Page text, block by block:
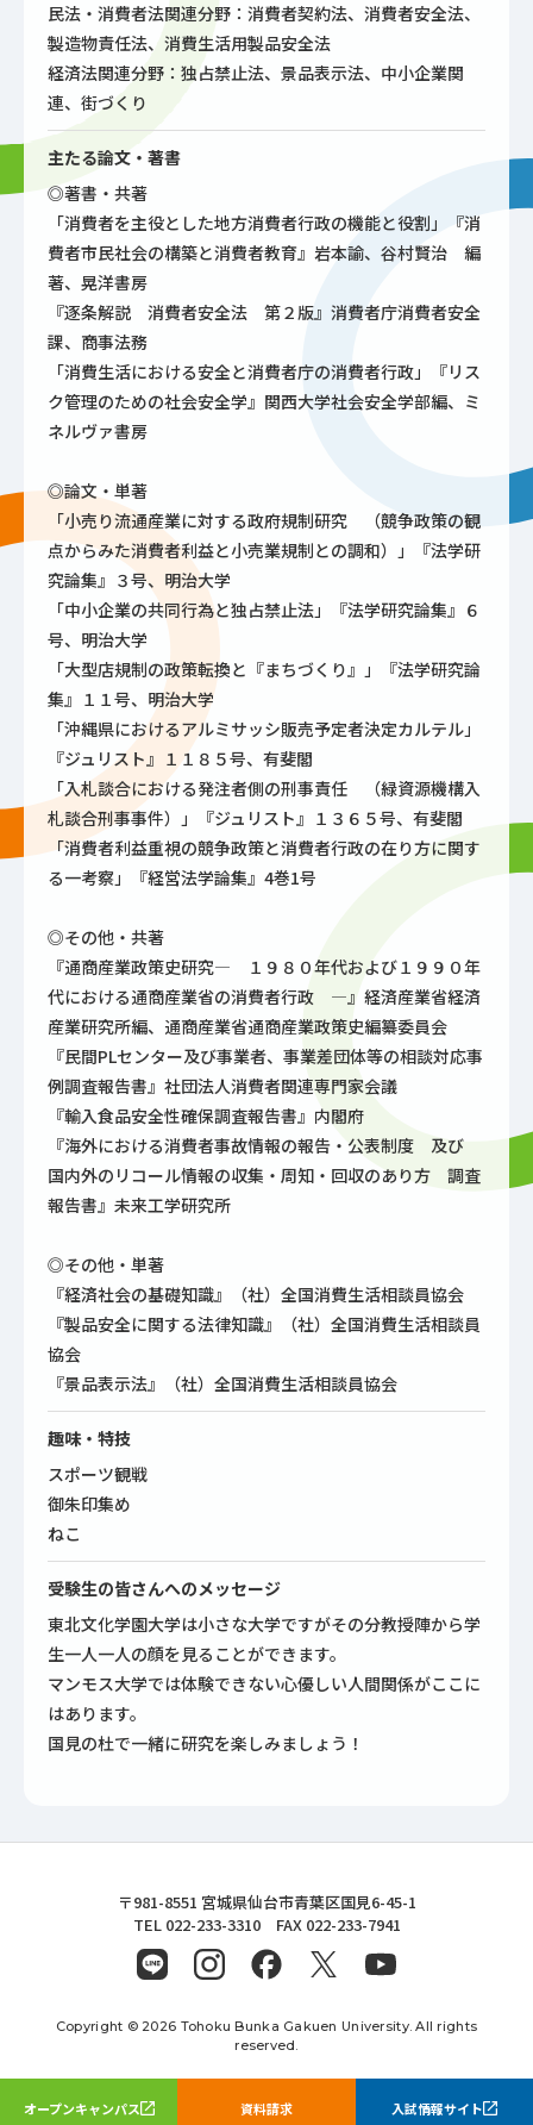
オープンキャンパス 資料請求 入試情報サイト
民法・消費者法関連分野：消費者契約法、消費者安全法、
製造物責任法、消費生活用製品安全法
経済法関連分野：独占禁止法、景品表示法、中小企業関
連、街づくり
主たる論文・著書
◎著書・共著
「消費者を主役とした地方消費者行政の機能と役割」『消
費者市民社会の構築と消費者教育』岩本諭、谷村賢治 編
著、晃洋書房
『逐条解説 消費者安全法 第２版』消費者庁消費者安全
課、商事法務
「消費生活における安全と消費者庁の消費者行政」『リス
ク管理のための社会安全学』関西大学社会安全学部編、ミ
ネルヴァ書房
◎論文・単著
「小売り流通産業に対する政府規制研究 （競争政策の観
点からみた消費者利益と小売業規制との調和）」『法学研
究論集』３号、明治大学
「中小企業の共同行為と独占禁止法」『法学研究論集』６
号、明治大学
「大型店規制の政策転換と『まちづくり』」『法学研究論
集』１１号、明治大学
「沖縄県におけるアルミサッシ販売予定者決定カルテル」
『ジュリスト』１１８５号、有斐閣
「入札談合における発注者側の刑事責任 （緑資源機構入
札談合刑事事件）」『ジュリスト』１３６５号、有斐閣
「消費者利益重視の競争政策と消費者行政の在り方に関す
る一考察」『経営法学論集』4巻1号
◎その他・共著
『通商産業政策史研究― １９８０年代および１９９０年
代における通商産業省の消費者行政 ―』経済産業省経済
産業研究所編、通商産業省通商産業政策史編纂委員会
『民間PLセンター及び事業者、事業差団体等の相談対応事
例調査報告書』社団法人消費者関連専門家会議
『輸入食品安全性確保調査報告書』内閣府
『海外における消費者事故情報の報告・公表制度 及び
国内外のリコール情報の収集・周知・回収のあり方 調査
報告書』未来工学研究所
◎その他・単著
『経済社会の基礎知識』（社）全国消費生活相談員協会
『製品安全に関する法律知識』（社）全国消費生活相談員
協会
『景品表示法』（社）全国消費生活相談員協会
趣味・特技
スポーツ観戦
御朱印集め
ねこ
受験生の皆さんへのメッセージ
東北文化学園大学は小さな大学ですがその分教授陣から学
生一人一人の顔を見ることができます。
マンモス大学では体験できない心優しい人間関係がここに
はあります。
国見の杜で一緒に研究を楽しみましょう！
東北文化学園大学
〒981-8551 宮城県仙台市青葉区国見6-45-1
TEL 022-233-3310 FAX 022-233-7941
Copyright © 2026 Tohoku Bunka Gakuen University. All rights
reserved.